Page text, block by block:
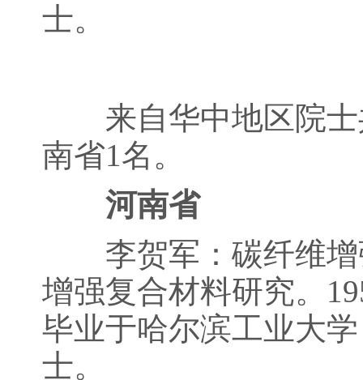
士。
来自华中地区院士
南省1名。
河南省
李贺军：碳纤维增
增强复合材料研究。
毕业于哈尔滨工业大
士。